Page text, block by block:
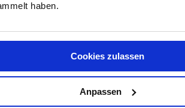
haben.
Cookies zulassen
Anpassen